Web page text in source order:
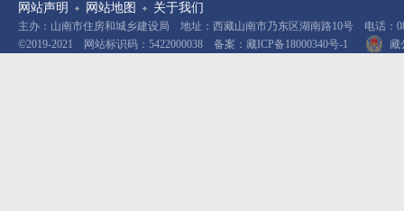
网站声明 网站地图 关于我们
主办：山南市住房和城乡建设局 地址：西藏山南市乃东区湖南路10号 电话：
©2019-2021 网站标识码：5422000038 备案： 藏ICP备18000340号-1 藏